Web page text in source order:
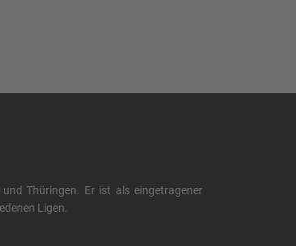
Thüringen. Er ist als eingetragener
Ligen.